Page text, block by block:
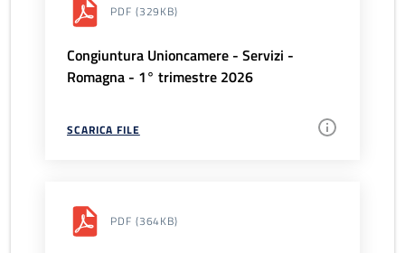
PDF (329KB)
Congiuntura Unioncamere - Servizi -
Romagna - 1° trimestre 2026
SCARICA FILE
PDF (364KB)